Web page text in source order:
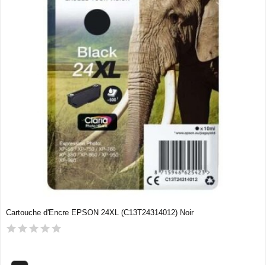
Cartouche d'Encre EPSON 24XL (C13T24314012) Noir